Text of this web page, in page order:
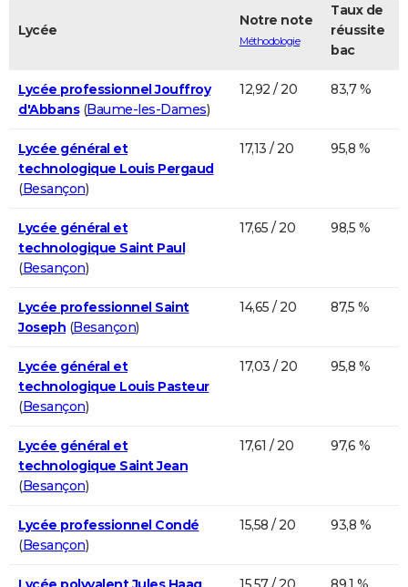
Lycée
Notre note
Méthodologie
Taux de
réussite
bac
Lycée professionnel Jouffroy
d'Abbans(Baume-les-Dames)
12,92 / 20 83,7 %
Lycée général et
technologique Louis Pergaud
(Besançon)
17,13 / 20 95,8 %
Lycée général et
technologique Saint Paul
(Besançon)
17,65 / 20 98,5 %
Lycée professionnel Saint
Joseph (Besançon)
14,65 / 20 87,5 %
Lycée général et
technologique Louis Pasteur
(Besançon)
17,03 / 20 95,8 %
Lycée général et
technologique Saint Jean
(Besançon)
17,61 / 20 97,6 %
Lycée professionnel Condé
(Besançon)
15,58 / 20 93,8 %